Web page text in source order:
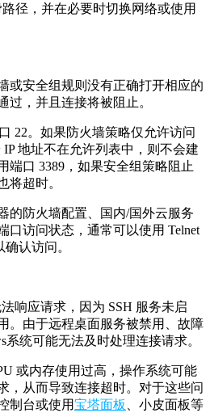
路径，并在必要时切换网络或使用
或安全组规则没有正确打开相应的
过，并且连接将被阻止。
22。如果防火墙策略仅允许访问
地址不在允许列表中，则不会建
端口 3389，如果安全组策略阻止
将超时。
的防火墙配置、国内/国外云服务
口访问状态，通常可以使用 Telnet
认访问。
响应请求，因为 SSH 服务未启
。由于远程桌面服务被禁用、故障
统可能无法及时处理连接请求。
或内存使用过高，操作系统可能
，从而导致连接超时。对于这些问
制台或使用宝塔面板
、小皮面板等